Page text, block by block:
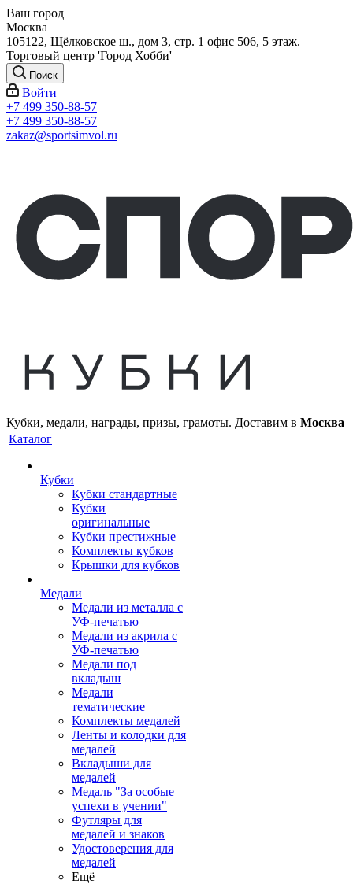
Ваш город
Москва
105122, Щёлковское ш., дом 3, стр. 1 офис 506, 5 этаж.
Торговый центр 'Город Хобби'
Поиск
Войти
+7 499 350-88-57
+7 499 350-88-57
zakaz@sportsimvol.ru
Кубки, медали, награды, призы, грамоты. Доставим в Москва
Каталог
Кубки
Кубки стандартные
Кубки
оригинальные
Кубки престижные
Комплекты кубков
Крышки для кубков
Медали
Медали из металла с
УФ-печатью
Медали из акрила с
УФ-печатью
Медали под
вкладыш
Медали
тематические
Комплекты медалей
Ленты и колодки для
медалей
Вкладыши для
медалей
Медаль "За особые
успехи в учении"
Футляры для
медалей и знаков
Удостоверения для
медалей
Ещё